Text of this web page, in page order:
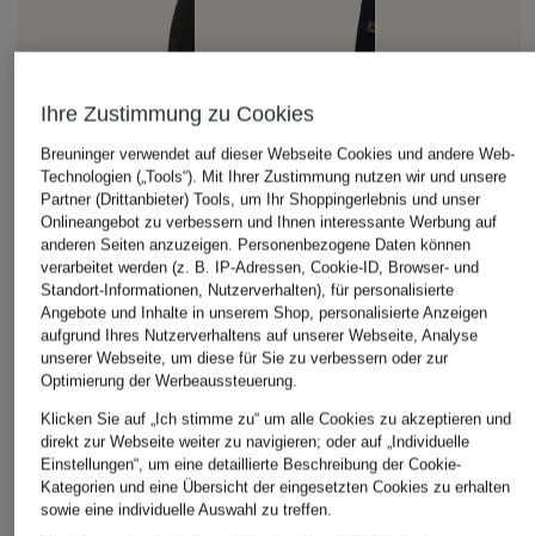
Ihre Zustimmung zu Cookies
Breuninger verwendet auf dieser Webseite Cookies und andere Web-
Technologien („Tools“). Mit Ihrer Zustimmung nutzen wir und unsere
Partner (Drittanbieter) Tools, um Ihr Shoppingerlebnis und unser
Onlineangebot zu verbessern und Ihnen interessante Werbung auf
anderen Seiten anzuzeigen. Personenbezogene Daten können
verarbeitet werden (z. B. IP-Adressen, Cookie-ID, Browser- und
Standort-Informationen, Nutzerverhalten), für personalisierte
Angebote und Inhalte in unserem Shop, personalisierte Anzeigen
aufgrund Ihres Nutzerverhaltens auf unserer Webseite, Analyse
unserer Webseite, um diese für Sie zu verbessern oder zur
Optimierung der Werbeaussteuerung.
Klicken Sie auf „Ich stimme zu“ um alle Cookies zu akzeptieren und
direkt zur Webseite weiter zu navigieren; oder auf „Individuelle
Einstellungen“, um eine detaillierte Beschreibung der Cookie-
Kategorien und eine Übersicht der eingesetzten Cookies zu erhalten
sowie eine individuelle Auswahl zu treffen.